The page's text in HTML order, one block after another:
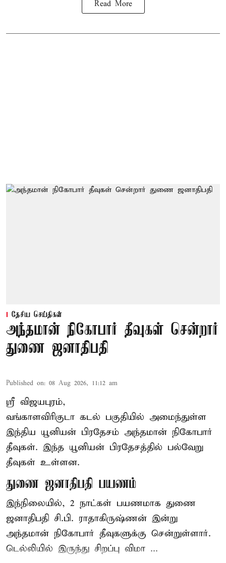
Read More
தேசிய செய்திகள்
அந்தமான் நிகோபார் தீவுகள் சென்றார்
துணை ஜனாதிபதி
Published on: 08 Aug 2026, 11:12 am
ஸ்ரீ விஜயபுரம்,
வங்காளவிரிகுடா கடல் பகுதியில் அமைந்துள்ள
இந்திய யூனியன் பிரதேசம் அந்தமான் நிகோபார்
தீவுகள். இந்த யூனியன் பிரதேசத்தில் பல்வேறு
தீவுகள் உள்ளன.
துணை ஜனாதிபதி பயணம்
இந்நிலையில், 2 நாட்கள் பயணமாக துணை
ஜனாதிபதி சி.பி. ராதாகிருஷ்ணன் இன்று
அந்தமான் நிகோபார் தீவுகளுக்கு சென்றுள்ளார்.
டெல்லியில் இருந்து சிறப்பு விமா ...